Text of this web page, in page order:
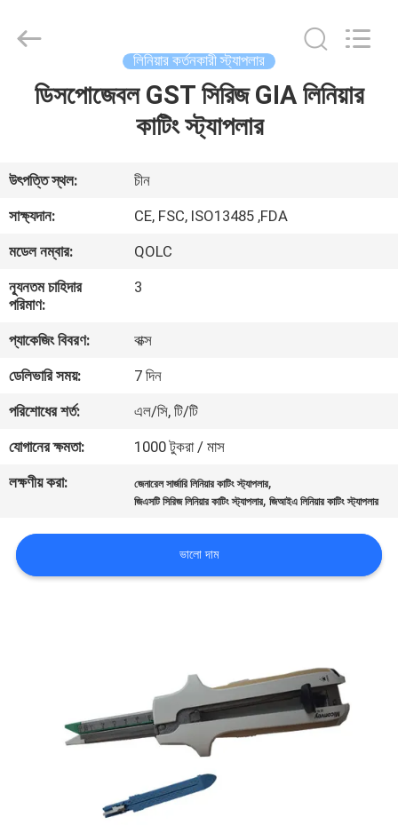
আমাদের
সম্পর্কে
কারখানা
ভ্রমণ
মান
নিয়ন্ত্রণ
আমাদের
যোগাযোগ
করুন
LTD.
লিনিয়ার কর্তনকারী স্ট্যাপলার
ডিসপোজেবল GST সিরিজ GIA লিনিয়ার
কাটিং স্ট্যাপলার
উৎপত্তি স্থল:
চীন
সাক্ষ্যদান:
CE, FSC, ISO13485 ,FDA
মডেল নম্বার:
QOLC
ন্যূনতম চাহিদার
পরিমাণ:
3
প্যাকেজিং বিবরণ:
বাক্স
ডেলিভারি সময়:
7 দিন
পরিশোধের শর্ত:
এল/সি, টি/টি
যোগানের ক্ষমতা:
1000 টুকরা / মাস
লক্ষণীয় করা:
জেনারেল সার্জারি লিনিয়ার কাটিং স্ট্যাপলার,
জিএসটি সিরিজ লিনিয়ার কাটিং স্ট্যাপলার,জিআইএ লিনিয়ার কাটিং স্ট্যাপলার
ভালো দাম